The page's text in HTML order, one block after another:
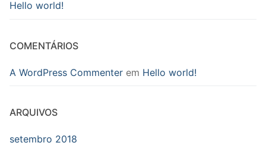
Hello world!
COMENTÁRIOS
A WordPress Commenter em Hello world!
ARQUIVOS
setembro 2018